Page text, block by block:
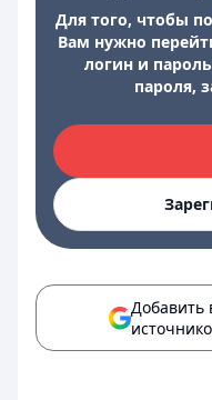
Для того, чтобы
Вам нужно
логин и
пароля,
Добавить